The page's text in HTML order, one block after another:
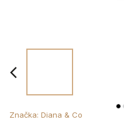
Značka: Diana & Co